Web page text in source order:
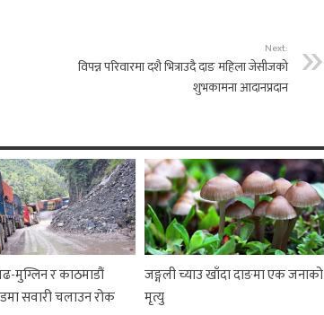
Next:
विपन्न परिवारमा दशै भित्राउदै दाङ महिला जेसीजको
शुभकामना आदानप्रदान
मुग्लिन र काठमाडौं
सवारी चलाउन रोक
जङ्गली च्याउ खाँदा दाङमा एक जनाको
मृत्यु